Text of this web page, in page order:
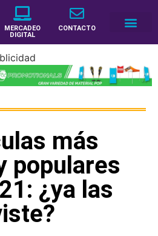
MERCADEO
DIGITAL
CONTACTO
más
populares
¿ya las